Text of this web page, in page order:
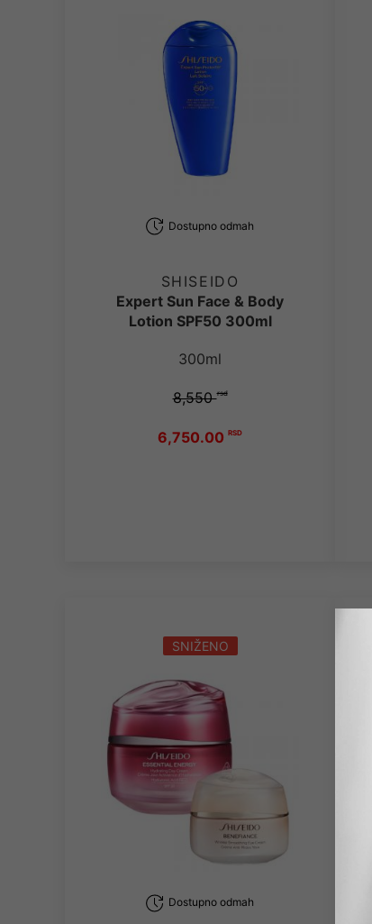
Dostupno odmah
SHISEIDO
Expert Sun Face & Body
Lotion SPF50 300ml
300ml
8,550rsd
6,750.00 RSD
SNIŽENO
Dostupno odmah